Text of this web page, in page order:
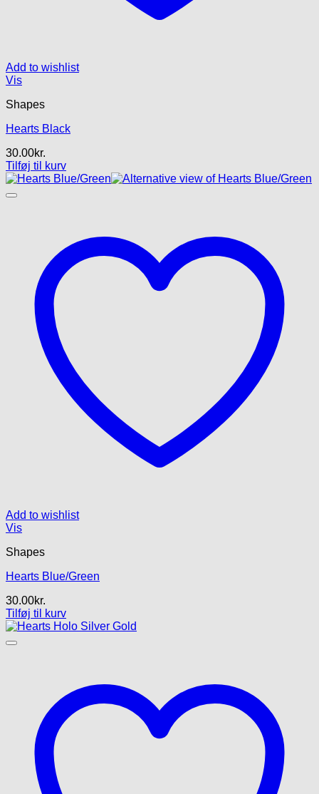
Add to wishlist
Vis
Shapes
Hearts Black
30.00kr.
Tilføj til kurv
Add to wishlist
Vis
Shapes
Hearts Blue/Green
30.00kr.
Tilføj til kurv